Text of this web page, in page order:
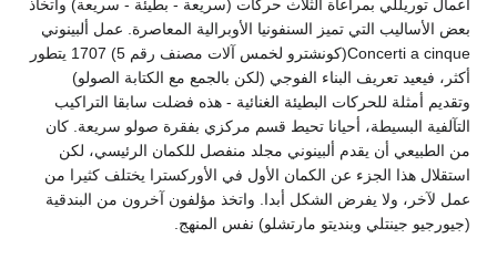
أعمال توريللي بمراعاة الثلاث حركات (سريعة - بطيئة - سريعة) واتخاذ
بعض الأساليب التي تميز السنفونيا الأوبرالية المعاصرة. عمل ألبينوني
Concerti a cinque(كونشترو لخمس آلات مصنف رقم 5) 1707 يتطور
أكثر، فيعيد تعريف البناء الفوجي (لكن بالجمع مع الكتابة الصولو)
وتقديم أمثلة للحركات البطيئة الغنائية - هذه فضلت سابقا التراكيب
التآلفية البسيطة، أحيانا تحيط قسم مركزي بفقرة صولو سريعة. كان
من الطبيعي أن يقدم ألبينوني مجلد منفصل للكمان الرئيسي، لكن
استقلال هذا الجزء عن الكمان الأول في الأوركسترا يختلف كثيرا من
عمل لآخر، ولا يفرض الشكل أبدا. واتخذ مؤلفون آخرون من البندقية
(جيورجيو جينتلي وبنديتو مارتشلو) نفس المنهج.